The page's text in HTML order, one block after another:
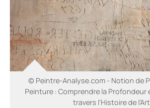
© Peintre-Analyse.com - Notion de
Peinture : Comprendre la Profondeur
travers l’Histoire de l’Art